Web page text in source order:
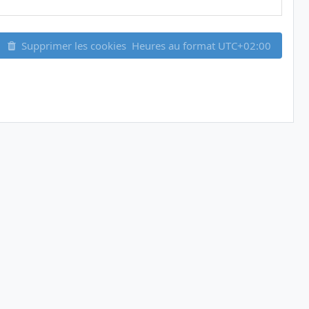
Supprimer les cookies Heures au format UTC+02:00